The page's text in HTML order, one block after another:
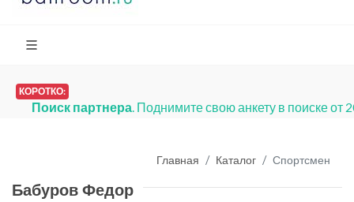
КОРОТКО:
Поиск партнера. Поднимите свою анкету в поиске от
Главная Каталог Спортсмен
Бабуров Федор